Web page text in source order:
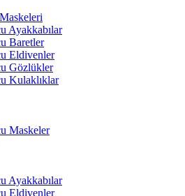
Ayakkabılar
Baretler
Eldivenler
Gözlükler
Kulaklıklar
Maskeler
Ayakkabılar
Eldivenler